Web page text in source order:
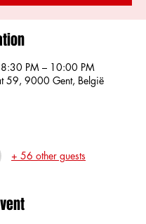
PM – 10:00 PM
59, 9000 Gent, België
+ 56 other guests